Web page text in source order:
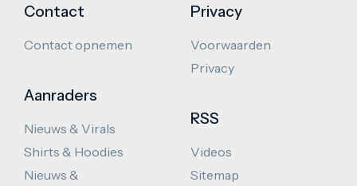
Contact
Contact opnemen
Aanraders
Nieuws & Virals
Shirts & Hoodies
Nieuws &
Privacy
Voorwaarden
Privacy
RSS
Videos
Sitemap